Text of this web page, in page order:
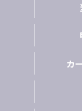
カ